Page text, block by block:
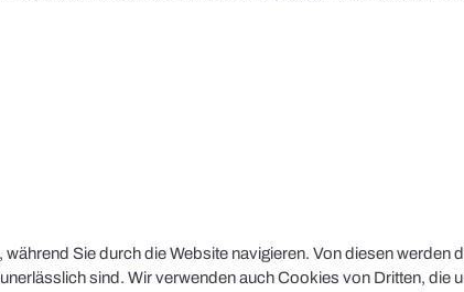
Sie durch die Website navigieren. Von diesen
sind. Wir verwenden auch Cookies von Dritten, die